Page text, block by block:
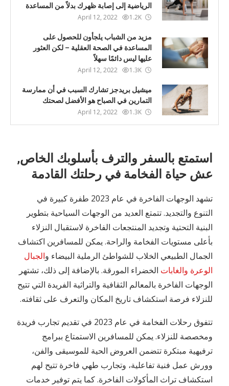
الرياضية إلى إصابة ظهرك بدلاً من المساعدة
April 12, 2022 1.2K
مزيد من الشباب يلجأون للحصول على
المساعدة في الصحة العقلية – لكن العثور
عليها ليس دائمًا سهلاً
April 12, 2022 1.3K
ميشيل بريدجز تشارك السبب في أن ممارسة
التمارين في الصباح هو الأفضل لصحتك
April 12, 2022 1.3K
استمتع بالسفر والترف بأسلوبك الخاص,
عش حياة الفخامة في رحلتك القادمة
تشهد الوجهات الفاخرة في عام 2023 طفرة كبيرة في
التنوع والتجديد. تتمتع العديد من الوجهات السياحية بتطوير
البنية التحتية وتجديد المنتجعات الفاخرة لاستقبال النزلاء
بأعلى مستويات الفخامة والراحة. يمكن للمسافرين اكتشاف
الجمال الطبيعي الخلاب للشواطئ الرملية البيضاء والجبال
الوعرة والغابات الخضراء المورقة. بالإضافة إلى ذلك، تشتهر
الوجهات الفاخرة بالمعالم الثقافية والتراثية الفريدة التي تتيح
للنزلاء فرصة استكشاف تاريخ المكان والتعرف على ثقافته.
تتفوق رحلات الفخامة في عام 2023 في تقديم تجارب فريدة
ومخصصة للنزلاء. يمكن للمسافرين الاستمتاع ببرامج
ترفيهية مبتكرة تتضمن العروض الحية للموسيقى والفن،
وورش عمل فنية تفاعلية، وتجارب طهي فاخرة تتيح لهم
استكشاف تراث المأكولات الفاخرة. كما يتم توفير خدمات